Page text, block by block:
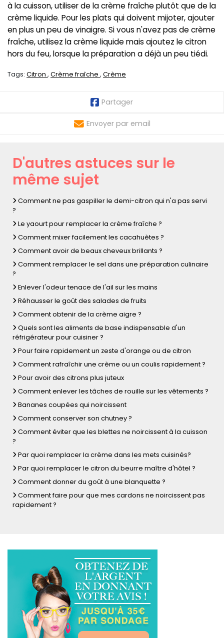
à la cuisson, utiliser de la crème fraîche plutôt que de la
crème liquide. Pour les plats qui doivent mijoter, ajouter
en plus un peu de vinaigre. Si vous n'avez pas de crème
fraîche, utilisez la crème liquide mais ajoutez le citron
hors du feu, lorsque la préparation a déjà un peu tiédi.
Tags: Citron Crème fraîche Crème
Partager
Envoyer par email
D'autres astuces sur le
même sujet
Comment ne pas gaspiller le demi-citron qui n'a pas servi
?
Le yaourt pour remplacer la crème fraîche ?
Comment mixer facilement les cacahuètes ?
Comment avoir de beaux cheveux brillants ?
Comment remplacer le sel dans une préparation culinaire
?
Enlever l'odeur tenace de l'ail sur les mains
Réhausser le goût des salades de fruits
Comment obtenir de la crème aigre ?
Quels sont les aliments de base indispensable d'un
réfrigérateur pour cuisiner ?
Pour faire rapidement un zeste d'orange ou de citron
Comment rafraîchir une crème ou un coulis rapidement ?
Pour avoir des citrons plus juteux
Comment enlever les tâches de rouille sur les vêtements ?
Bananes coupées qui noircissent
Comment conserver son chutney ?
Comment éviter que les blettes ne noircissent à la cuisson
?
Par quoi remplacer la crème dans les mets cuisinés?
Par quoi remplacer le citron du beurre maître d'hôtel ?
Comment donner du goût à une blanquette ?
Comment faire pour que mes cardons ne noircissent pas
rapidement ?